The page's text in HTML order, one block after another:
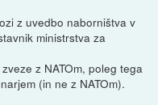
z uvedbo naborništva v
ministrstva za
z NATOm, poleg tega
(in ne z NATOm).